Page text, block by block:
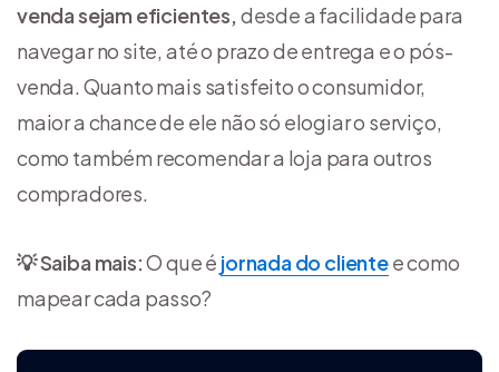
venda sejam eficientes, desde a facilidade para
navegar no site, até o prazo de entrega e o pós-
venda. Quanto mais satisfeito o consumidor,
maior a chance de ele não só elogiar o serviço,
como também recomendar a loja para outros
compradores.
💡 Saiba mais:O que é jornada do clientee como
mapear cada passo?